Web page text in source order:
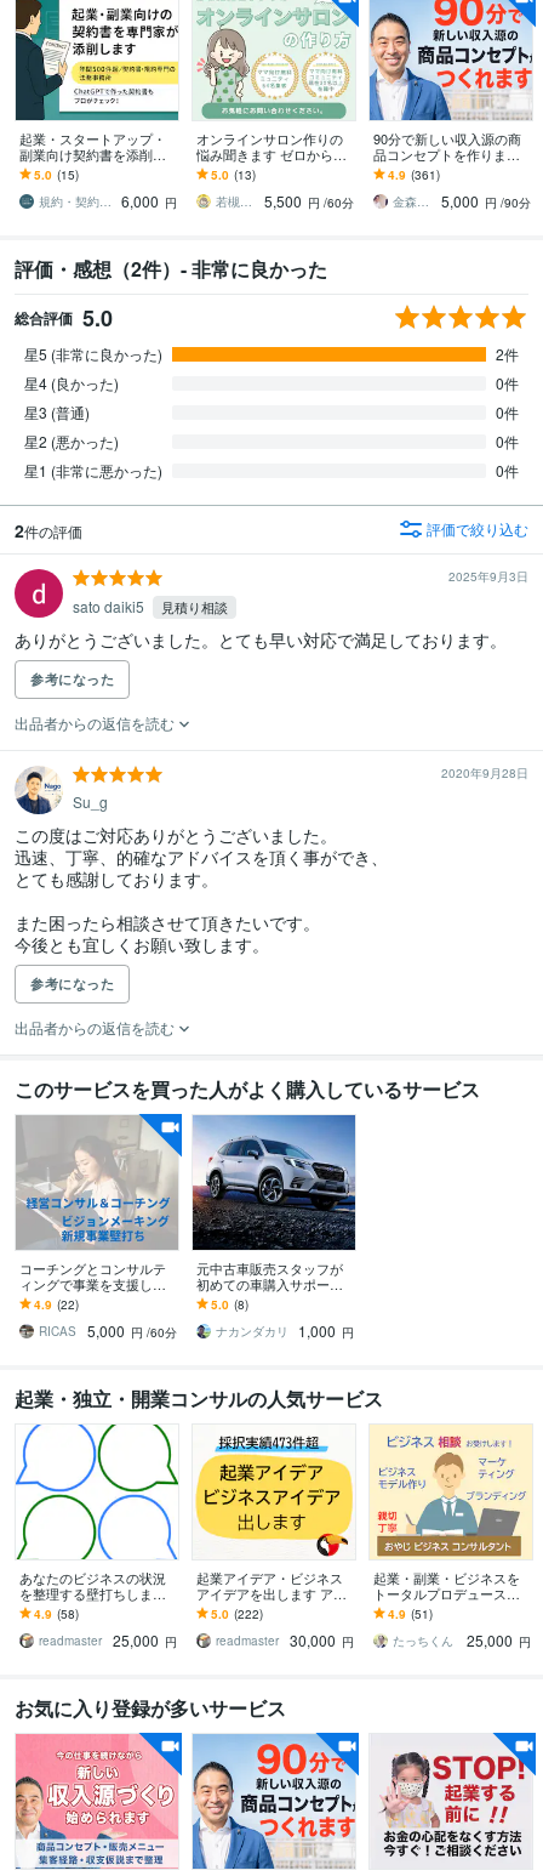
起業・スタートアップ・
副業向け契約書を添削し
ます 契約書専門の法務事
務所が起業時に必要な契
約書を安心サポート！
5.0 (15)
規約・契約書の専門家 みやはら法務事務所
6,000 円
オンラインサロン作りの
悩み聞きます ゼロから始
めるサロン相談、歓迎！
5.0 (13)
若槻けいこ
5,500 円 /60分
90分で新しい収入源の商
品コンセプトを作ります
弱み×強みで競合と比較さ
れない独自ポジションを
整理します
4.9 (361)
金森正治
5,000 円 /90分
評価・感想（2件）- 非常に良かった
総合評価 5.0
星5 (非常に良かった)
2件
星4 (良かった)
0件
星3 (普通)
0件
星2 (悪かった)
0件
星1 (非常に悪かった)
0件
2件の評価 評価で絞り込む
2025年9月3日
sato daiki5 見積り相談
ありがとうございました。とても早い対応で満足しております。
参考になった
出品者からの返信を読む
2020年9月28日
Su_g
この度はご対応ありがとうございました。
迅速、丁寧、的確なアドバイスを頂く事ができ、
とても感謝しております。
また困ったら相談させて頂きたいです。
今後とも宜しくお願い致します。
参考になった
出品者からの返信を読む
このサービスを買った人がよく購入しているサービス
コーチングとコンサルテ
ィングで事業を支援しま
す 経営の核となるパーパ
ス、ビジョン、ミッショ
ン、バリューの構築
4.9 (22)
RICAS
5,000 円 /60分
元中古車販売スタッフが
初めての車購入サポート
します 車が欲しい、けど
何を選べばいいのか分か
らない方必見です！
5.0 (8)
ナカンダカリ
1,000 円
起業・独立・開業コンサルの人気サービス
あなたのビジネスの状況
を整理する壁打ちします
ディスカッション相手と
して相談に乗ります
4.9 (58)
readmaster
25,000 円
起業アイデア・ビジネス
アイデアを出します アイ
デアに困った方向け。ビ
ジネスアイデア出しまく
り！
5.0 (222)
readmaster
30,000 円
起業・副業・ビジネスを
トータルプロデュースし
ます 経験豊富コンサルが
強みを活かしたビジネス
設計から集客まで伴走
4.9 (51)
たっちくん
25,000 円
お気に入り登録が多いサービス